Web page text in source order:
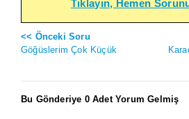
Tıklayın, Hemen
<< Önceki Soru
Göğüslerim Çok Küçük
Bu Gönderiye 0 Adet Yorum Gelmiş